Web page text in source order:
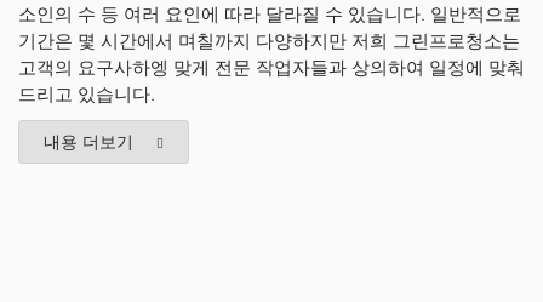
소인의 수 등 여러 요인에 따라 달라질 수 있습니다. 일반적으로
기간은 몇 시간에서 며칠까지 다양하지만 저희 그린프로청소는
고객의 요구사하엥 맞게 전문 작업자들과 상의하여 일정에 맞춰
드리고 있습니다.
내용 더보기